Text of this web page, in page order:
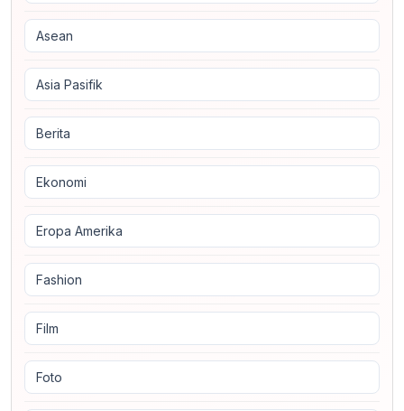
Asean
Asia Pasifik
Berita
Ekonomi
Eropa Amerika
Fashion
Film
Foto